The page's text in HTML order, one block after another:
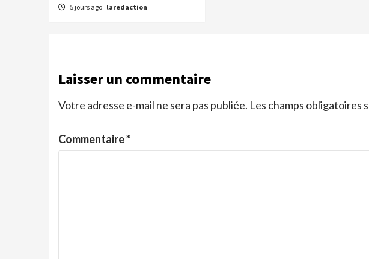
5 jours ago laredaction
Laisser un commentaire
Votre adresse e-mail ne sera pas publiée. Les champs obligatoires
Commentaire*